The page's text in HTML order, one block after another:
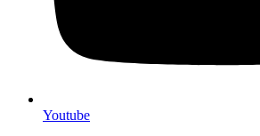
Youtube